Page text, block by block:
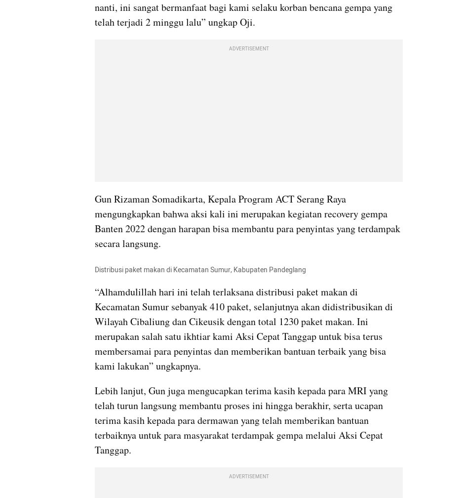
nanti, ini sangat bermanfaat bagi kami selaku korban bencana gempa yang
telah terjadi 2 minggu lalu” ungkap Oji.
ADVERTISEMENT
Gun Rizaman Somadikarta, Kepala Program ACT Serang Raya
mengungkapkan bahwa aksi kali ini merupakan kegiatan recovery gempa
Banten 2022 dengan harapan bisa membantu para penyintas yang terdampak
secara langsung.
Distribusi paket makan di Kecamatan Sumur, Kabupaten Pandeglang
“Alhamdulillah hari ini telah terlaksana distribusi paket makan di
Kecamatan Sumur sebanyak 410 paket, selanjutnya akan didistribusikan di
Wilayah Cibaliung dan Cikeusik dengan total 1230 paket makan. Ini
merupakan salah satu ikhtiar kami Aksi Cepat Tanggap untuk bisa terus
membersamai para penyintas dan memberikan bantuan terbaik yang bisa
kami lakukan” ungkapnya.
Lebih lanjut, Gun juga mengucapkan terima kasih kepada para MRI yang
telah turun langsung membantu proses ini hingga berakhir, serta ucapan
terima kasih kepada para dermawan yang telah memberikan bantuan
terbaiknya untuk para masyarakat terdampak gempa melalui Aksi Cepat
Tanggap.
ADVERTISEMENT